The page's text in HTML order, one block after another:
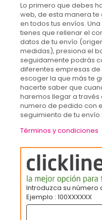
Lo primero que debes
web, de esta manera te
en todos tus envíos.
tienes que rellenar el
datos de tu envío
medidas), presiona el
seguidamente podrás
diferentes empresas
escoger la que más te
hacerte saber que
haremos llegar a
numero de pedido con
seguimiento de tu
Términos y condiciones
Introduzca su número
Ejemplo : 100XXXXXX